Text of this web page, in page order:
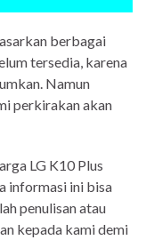
berbagai
tersedia, karena
Namun
perkirakan akan
LG K10 Plus
informasi ini bisa
penulisan atau
kepada kami demi